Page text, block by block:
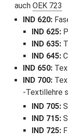
auch OEK 723
IND 620:
IND 625:
IND 635:
IND 645:
IND 650:
IND 700:
Textillehre
IND 705:
IND 715:
IND 725: